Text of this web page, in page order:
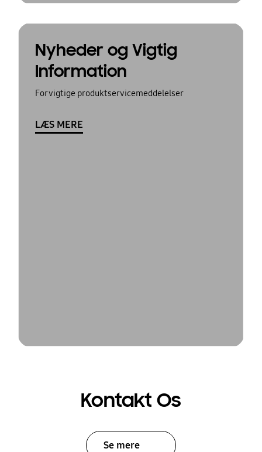
Nyheder og Vigtig
Information
For vigtige produktservicemeddelelser
LÆS MERE
Kontakt Os
Se mere